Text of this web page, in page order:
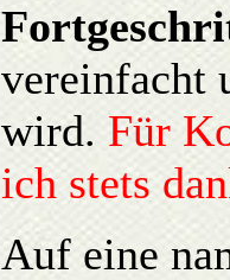
vereinfacht
wird. Für
ich stets
Auf eine